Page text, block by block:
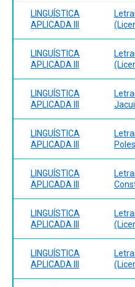
LINGUÍSTICA
APLICADA III
LINGUÍSTICA
APLICADA III
LINGUÍSTICA
APLICADA III
LINGUÍSTICA
APLICADA III
LINGUÍSTICA
APLICADA III
LINGUÍSTICA
APLICADA III
LINGUÍSTICA
APLICADA III